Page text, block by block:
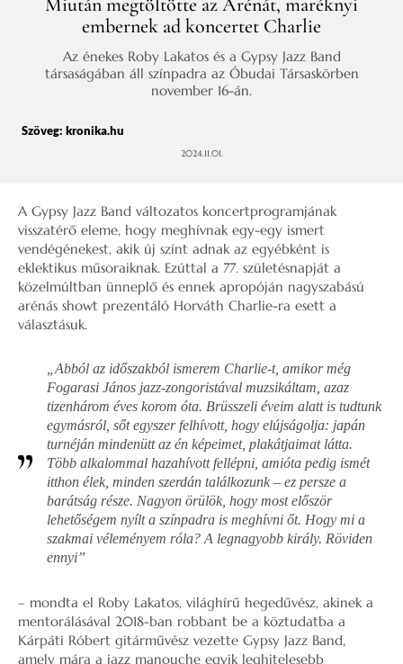
embernek ad koncertet Charlie
Az énekes Roby Lakatos és a Gypsy Jazz Band
társaságában áll színpadra az Óbudai Társaskörben
november 16-án.
Szöveg: kronika.hu
2024.11.01.
A Gypsy Jazz Band változatos koncertprogramjának
visszatérő eleme, hogy meghívnak egy-egy ismert
vendégénekest, akik új színt adnak az egyébként is
eklektikus műsoraiknak. Ezúttal a 77. születésnapját a
közelmúltban ünneplő és ennek apropóján nagyszabású
arénás showt prezentáló Horváth Charlie-ra esett a
választásuk.
„Abból az időszakból ismerem Charlie-t, amikor még
Fogarasi János jazz-zongoristával muzsikáltam, azaz
tizenhárom éves korom óta. Brüsszeli éveim alatt is tudtunk
egymásról, sőt egyszer felhívott, hogy elújságolja: japán
turnéján mindenütt az én képeimet, plakátjaimat látta.
Több alkalommal hazahívott fellépni, amióta pedig ismét
itthon élek, minden szerdán találkozunk – ez persze a
barátság része. Nagyon örülök, hogy most először
lehetőségem nyílt a színpadra is meghívni őt. Hogy mi a
szakmai véleményem róla? A legnagyobb király. Röviden
ennyi”
– mondta el Roby Lakatos, világhírű hegedűvész, akinek a
mentorálásával 2018-ban robbant be a köztudatba a
Kárpáti Róbert gitárművész vezette Gypsy Jazz Band,
amely mára a jazz manouche egyik leghitelesebb